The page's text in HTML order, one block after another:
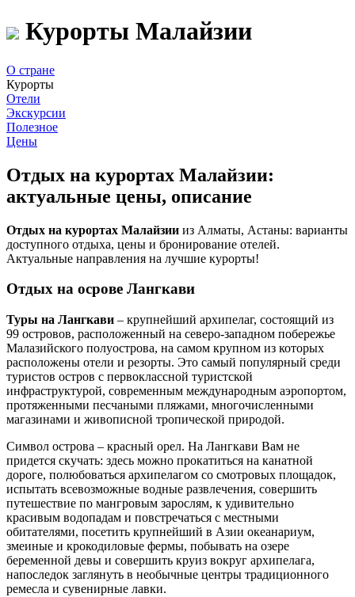
Курорты Малайзии
О стране
Курорты
Отели
Экскурсии
Полезное
Цены
Отдых на курортах Малайзии:
актуальные цены, описание
Отдых на курортах Малайзии из Алматы, Астаны: варианты
доступного отдыха, цены и бронирование отелей.
Актуальные направления на лучшие курорты!
Отдых на осрове Лангкави
Туры на Лангкави – крупнейший архипелаг, состоящий из
99 островов, расположенный на северо-западном побережье
Малазийского полуострова, на самом крупном из которых
расположены отели и резорты. Это самый популярный среди
туристов остров с первоклассной туристской
инфраструктурой, современным международным аэропортом,
протяженными песчаными пляжами, многочисленными
магазинами и живописной тропической природой.
Символ острова – красный орел. На Лангкави Вам не
придется скучать: здесь можно прокатиться на канатной
дороге, полюбоваться архипелагом со смотровых площадок,
испытать всевозможные водные развлечения, совершить
путешествие по мангровым зарослям, к удивительно
красивым водопадам и повстречаться с местными
обитателями, посетить крупнейший в Азии океанариум,
змеиные и крокодиловые фермы, побывать на озере
беременной девы и совершить круиз вокруг архипелага,
напоследок заглянуть в необычные центры традиционного
ремесла и сувенирные лавки.